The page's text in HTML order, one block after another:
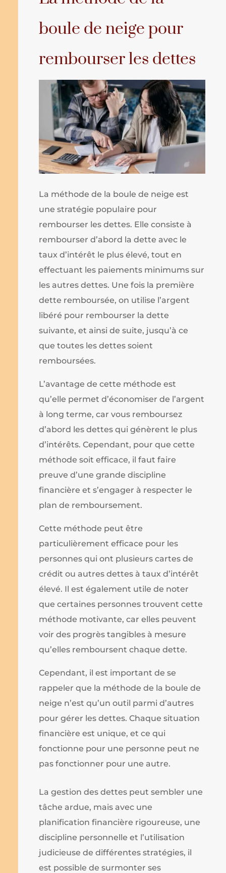
boule de neige pour
rembourser les dettes
La méthode de la boule de neige est
une stratégie populaire pour
rembourser les dettes. Elle consiste à
rembourser d’abord la dette avec le
taux d’intérêt le plus élevé, tout en
effectuant les paiements minimums sur
les autres dettes. Une fois la première
dette remboursée, on utilise l’argent
libéré pour rembourser la dette
suivante, et ainsi de suite, jusqu’à ce
que toutes les dettes soient
remboursées.
L’avantage de cette méthode est
qu’elle permet d’économiser de l’argent
à long terme, car vous remboursez
d’abord les dettes qui génèrent le plus
d’intérêts. Cependant, pour que cette
méthode soit efficace, il faut faire
preuve d’une grande discipline
financière et s’engager à respecter le
plan de remboursement.
Cette méthode peut être
particulièrement efficace pour les
personnes qui ont plusieurs cartes de
crédit ou autres dettes à taux d’intérêt
élevé. Il est également utile de noter
que certaines personnes trouvent cette
méthode motivante, car elles peuvent
voir des progrès tangibles à mesure
qu’elles remboursent chaque dette.
Cependant, il est important de se
rappeler que la méthode de la boule de
neige n’est qu’un outil parmi d’autres
pour gérer les dettes. Chaque situation
financière est unique, et ce qui
fonctionne pour une personne peut ne
pas fonctionner pour une autre.
La gestion des dettes peut sembler une
tâche ardue, mais avec une
planification financière rigoureuse, une
discipline personnelle et l’utilisation
judicieuse de différentes stratégies, il
est possible de surmonter ses